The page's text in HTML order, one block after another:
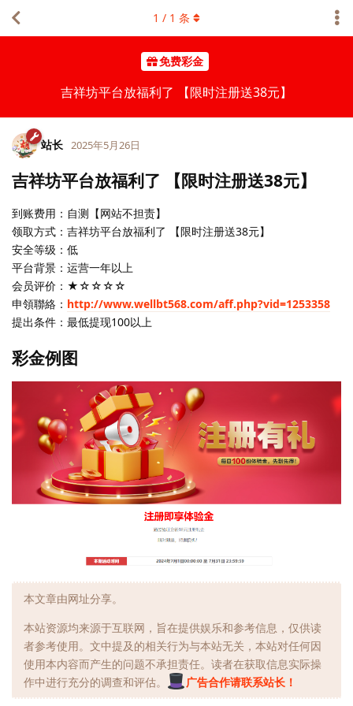
免费彩金
吉祥坊平台放福利了 【限时注册送38元】
1 / 1 条
站长 2025年5月26日
吉祥坊平台放福利了 【限时注册送38元】
到账费用：自测【网站不担责】
领取方式：吉祥坊平台放福利了 【限时注册送38元】
安全等级：低
平台背景：运营一年以上
会员评价：★☆☆☆☆
申領聯絡： http://www.wellbt568.com/aff.php?vid=1253358
提出条件：最低提现100以上
彩金例图
本文章由网址分享。
本站资源均来源于互联网，旨在提供娱乐和参考信息，仅供读
者参考使用。文中提及的相关行为与本站无关，本站对任何因
使用本内容而产生的问题不承担责任。读者在获取信息实际操
作中进行充分的调查和评估。
广告合作请联系站长！